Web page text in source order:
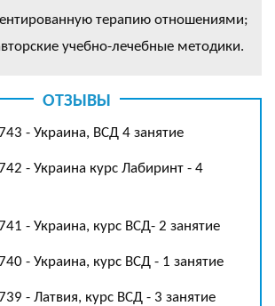
терапию отношениями;
учебно-лечебные методики.
ОТЗЫВЫ
- Украина, ВСД 4 занятие
- Украина курс Лабиринт - 4
- Украина, курс ВСД- 2 занятие
- Украина, курс ВСД - 1 занятие
- Латвия, курс ВСД - 3 занятие